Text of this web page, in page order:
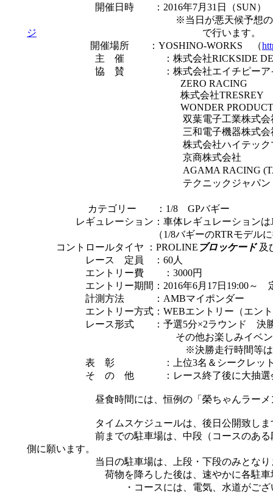
開催日時 ：2016年7月31日（SUN）
※当日が悪天候予想の場合は前
ジ で行います。
開催場所 ：YOSHINO-WORKS （
主 催 ：株式会社RICKSIDE
協 賛 ：株式会社エイチピーアイ
ZERO RACING
株式会社TRESREY
WONDER
双葉電子工業株式会
三和電子機器株式会
株式会社ハイテックマルチプ
京商株式会社
AGAMA RACING
テクニックジャ
カテゴリー ：1/8 GPバギー
レギュレーション：車体レギュレーションは
（1/8バギーのRTRモデル
コントロールタイヤ ：PROLINE ブロッケード 及
レース 定員 ：60人
エントリー費 ：3000円
エントリー期間：2016年6月17日19:00～ 定数
計測方法 ：AMBマイポンダー
エントリー方式：WEBエントリー（エント
レース形式 ：予選5分×2ラウンド 決勝
その他お楽しみイベント企
※決勝走行時間等は後日発
表 彰 ：上位3名＆シークレット
そ の 他 ：レース終了後に大抽選会
昼食時間には、恒例の「榮ちゃんラーメン
タイムスケジュールは、後日公開致しま
前までの駐車場は、中段（コースのある
側に願います。
当日の駐車場は、上段・下段のみとなります
荷物を降ろした後は、速やかに各駐車場
・コースには、電気、水道がございません